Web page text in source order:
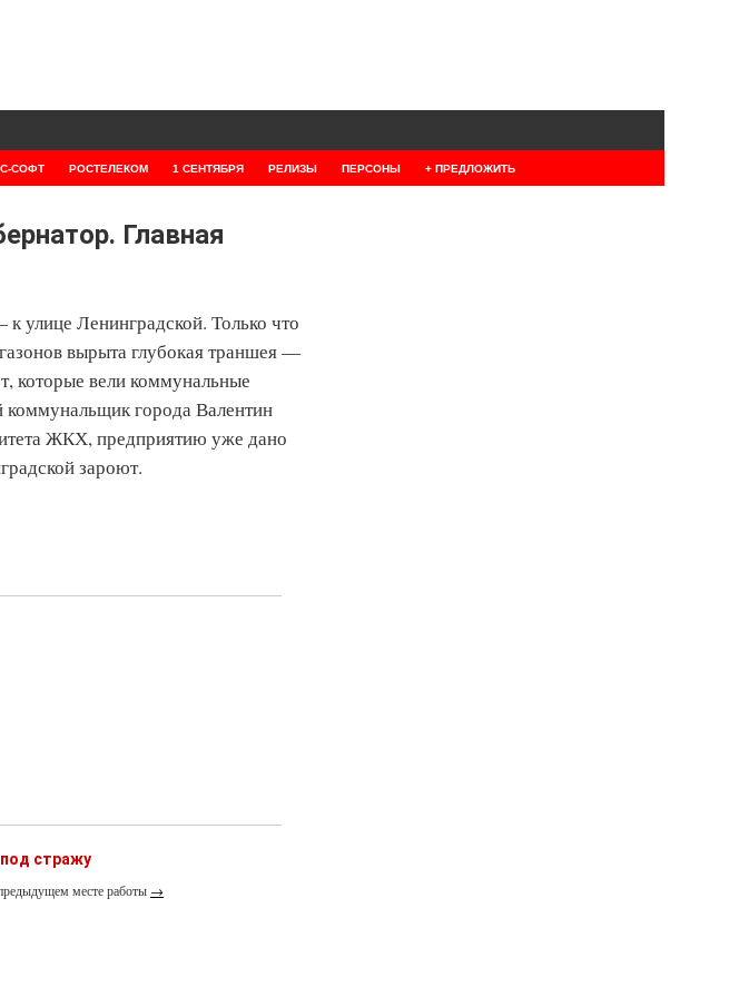
СОФТ РОСТЕЛЕКОМ 1 СЕНТЯБРЯ РЕЛИЗЫ ПЕРСОНЫ + ПРЕДЛОЖИТЬ
Главная
улице Ленинградской. Только что
вырыта глубокая траншея —
которые вели коммунальные
коммунальщик города Валентин
ЖКХ, предприятию уже дано
зароют.
стражу
месте работы →